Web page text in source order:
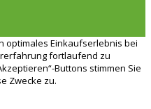
optimales Einkaufserlebnis bei
fortlaufend zu
Buttons stimmen Sie
Zwecke zu.